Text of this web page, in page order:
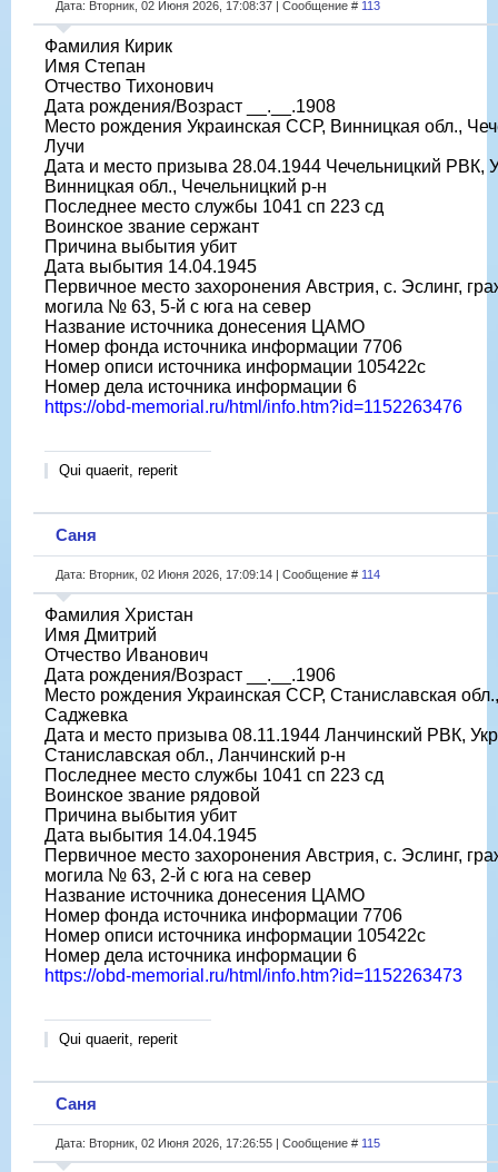
Дата: Вторник, 02 Июня 2026, 17:08:37 | Сообщение # 113
Фамилия Кирик
Имя Степан
Отчество Тихонович
Дата рождения/Возраст __.__.1908
Место рождения Украинская ССР, Винницкая обл.,
Лучи
Дата и место призыва 28.04.1944 Чечельницкий РВК,
Винницкая обл., Чечельницкий р-н
Последнее место службы 1041 сп 223 сд
Воинское звание сержант
Причина выбытия убит
Дата выбытия 14.04.1945
Первичное место захоронения Австрия, с. Эслинг,
могила № 63, 5-й с юга на север
Название источника донесения ЦАМО
Номер фонда источника информации 7706
Номер описи источника информации 105422с
Номер дела источника информации 6
https://obd-memorial.ru/html/info.htm?id=1152263476
Qui quaerit, reperit
Саня
Дата: Вторник, 02 Июня 2026, 17:09:14 | Сообщение # 114
Фамилия Христан
Имя Дмитрий
Отчество Иванович
Дата рождения/Возраст __.__.1906
Место рождения Украинская ССР, Станиславская
Саджевка
Дата и место призыва 08.11.1944 Ланчинский РВК,
Станиславская обл., Ланчинский р-н
Последнее место службы 1041 сп 223 сд
Воинское звание рядовой
Причина выбытия убит
Дата выбытия 14.04.1945
Первичное место захоронения Австрия, с. Эслинг,
могила № 63, 2-й с юга на север
Название источника донесения ЦАМО
Номер фонда источника информации 7706
Номер описи источника информации 105422с
Номер дела источника информации 6
https://obd-memorial.ru/html/info.htm?id=1152263473
Qui quaerit, reperit
Саня
Дата: Вторник, 02 Июня 2026, 17:26:55 | Сообщение # 115